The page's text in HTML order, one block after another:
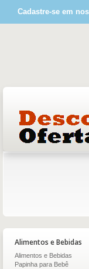
Cadastre-se em
Alimentos e Bebidas
Alimentos e Bebidas
Papinha para Bebê